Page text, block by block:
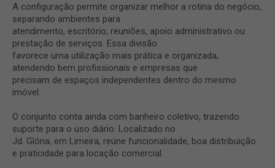
A configuração permite organizar melhor a rotina do negócio,
separando ambientes para
atendimento, escritório, reuniões, apoio administrativo ou
prestação de serviços. Essa divisão
favorece uma utilização mais prática e organizada,
atendendo bem profissionais e empresas que
precisam de espaços independentes dentro do mesmo
imóvel.
O conjunto conta ainda com banheiro coletivo, trazendo
suporte para o uso diário. Localizado no
Jd. Glória, em Limeira, reúne funcionalidade, boa distribuição
e praticidade para locação comercial.